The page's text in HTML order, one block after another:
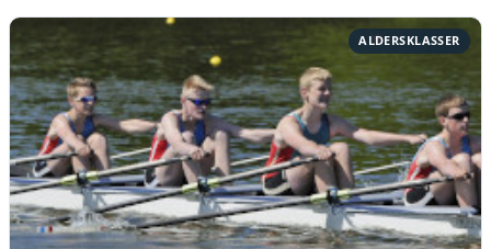
ALDERSKLASSER